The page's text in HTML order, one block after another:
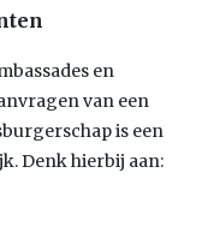
en
van een
is een
Denk hierbij aan: